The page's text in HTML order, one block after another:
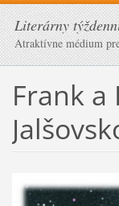
Literárny
Atraktívne médium
Frank a